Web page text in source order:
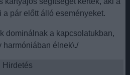
a pár előtt álló eseményeket.
dominálnak a kapcsolatukban,
harmóniában élnek\./
Hirdetés